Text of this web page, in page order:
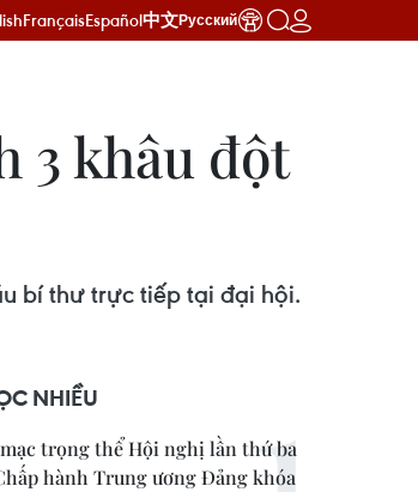
FrançaisEspañol中文Русский
3 khâu đột
bí thư trực tiếp tại đại hội.
NHIỀU
trọng thể Hội nghị lần thứ ba
hành Trung ương Đảng khóa